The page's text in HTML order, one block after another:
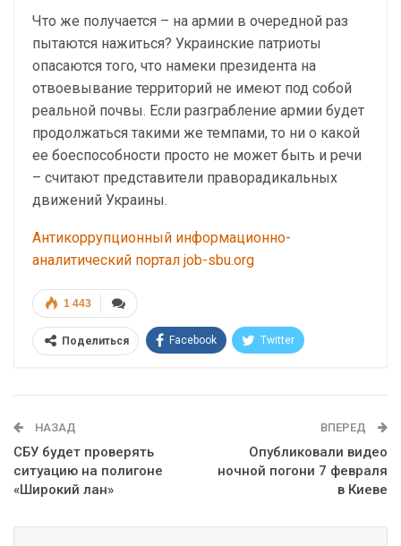
Что же получается – на армии в очередной раз
пытаются нажиться? Украинские патриоты
опасаются того, что намеки президента на
отвоевывание территорий не имеют под собой
реальной почвы. Если разграбление армии будет
продолжаться такими же темпами, то ни о какой
ее боеспособности просто не может быть и речи
– считают представители праворадикальных
движений Украины.
Антикоррупционный информационно-
аналитический портал job-sbu.org
1 443
Поделиться Facebook Twitter
НАЗАД
СБУ будет проверять
ситуацию на полигоне
«Широкий лан»
ВПЕРЕД
Опубликовали видео
ночной погони 7 февраля
в Киеве